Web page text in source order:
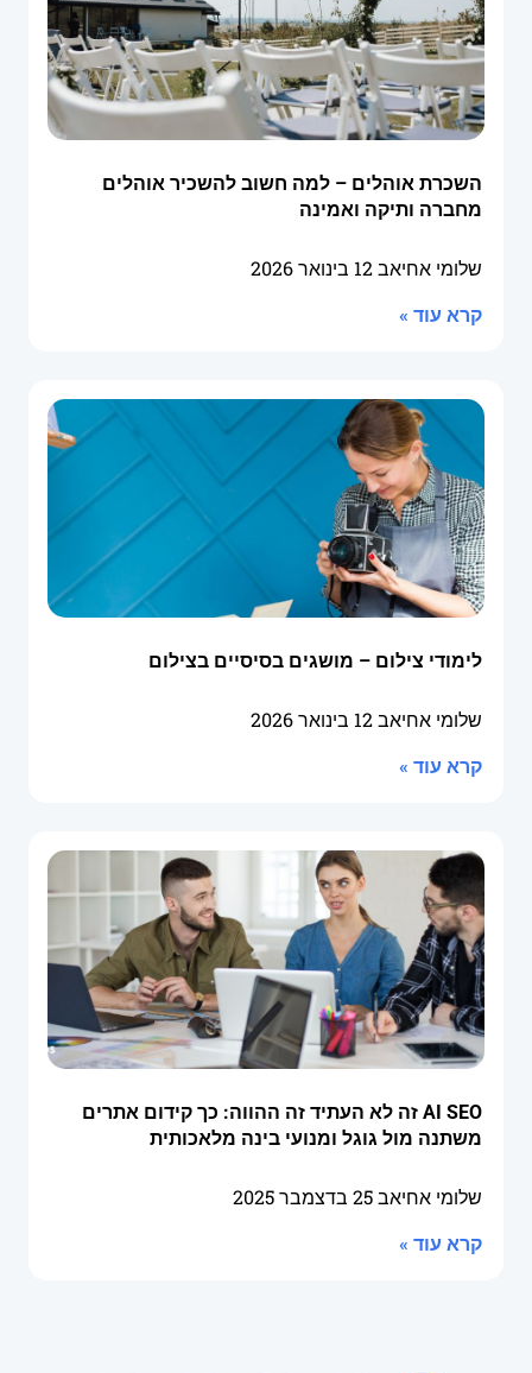
השכרת אוהלים – למה חשוב להשכיר אוהלים
מחברה ותיקה ואמינה
שלומי אחיאב12 בינואר 2026
קרא עוד »
לימודי צילום – מושגים בסיסיים בצילום
שלומי אחיאב12 בינואר 2026
קרא עוד »
AI SEO זה לא העתיד זה ההווה: כך קידום אתרים
משתנה מול גוגל ומנועי בינה מלאכותית
שלומי אחיאב25 בדצמבר 2025
קרא עוד »